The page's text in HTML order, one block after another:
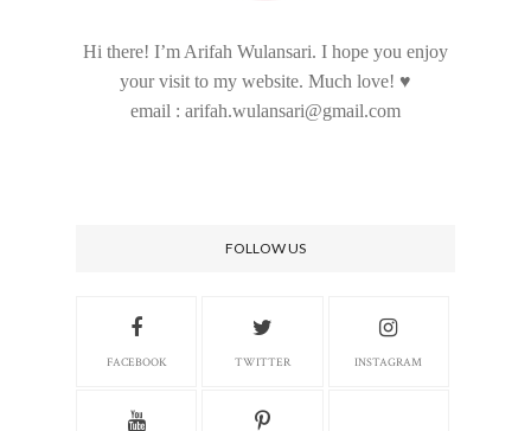
Hi there! I’m Arifah Wulansari. I hope you enjoy
your visit to my website. Much love! ♥
email : arifah.wulansari@gmail.com
FOLLOW US
FACEBOOK TWITTER INSTAGRAM